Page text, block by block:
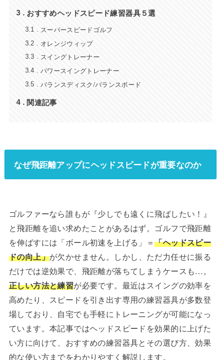
3 おすすめヘッドスピード練習器具５選
3.1 スーパースピードゴルフ
3.2 オレンジウィップ
3.3 スイングトレーナー
3.4 パワースイングトレーナー
3.5 バランスディスク/バランスボード
4 関連記事
なぜ飛距離アップにヘッドスピードが重要なのか
ゴルファーなら誰もが『少しでも遠くに飛ばしたい！』
と飛距離を追い求めたことがあるはず。ゴルフで飛距離
を伸ばすには「ボール初速を上げる」＝「ヘッドスピー
ドの向上」が欠かせません。しかし、ただ力任せに振る
だけでは逆効果で、飛距離が落ちてしまうケースも…。
正しい方法と練習が必要です。最近はスイングの効率を
高めたり、スピードを引き出す専用の練習器具が多数登
場しており、自宅でも手軽にトレーニングが可能になっ
ています。本記事ではヘッドスピードを効果的に上げた
い方に向けて、おすすめの練習器具とその選び方、効果
的な使い方までをわかりやすく解説します。